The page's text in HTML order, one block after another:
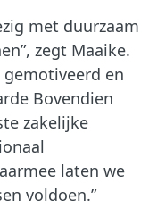
met duurzaam
zegt Maaike.
en
Bovendien
zakelijke
laten we
voldoen.”